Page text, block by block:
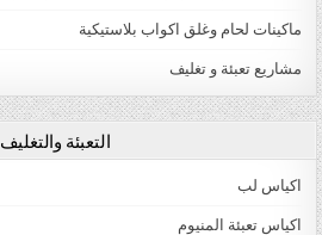
ماكينات لحام وغلق اكواب بلاستيكية
مشاريع تعبئة و تغليف
التعبئة والتغليف
اكياس لب
اكياس تعبئة المنيوم